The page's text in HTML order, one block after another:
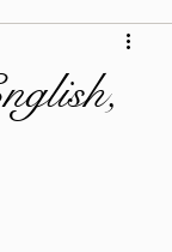
Masei 5786